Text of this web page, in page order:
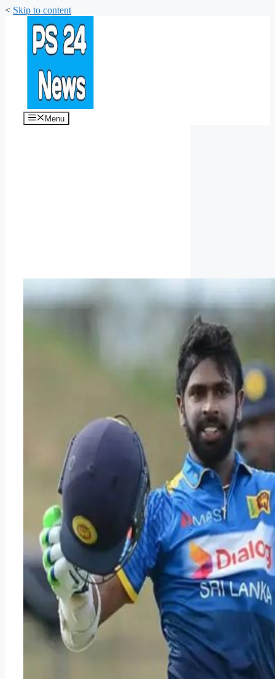
< Skip to content
Menu